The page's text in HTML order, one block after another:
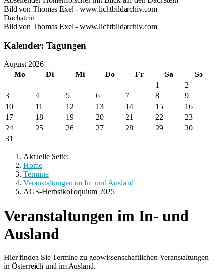
Bild von Thomas Exel - www.lichtbildarchiv.com
Dachstein
Bild von Thomas Exel - www.lichtbildarchiv.com
Kalender: Tagungen
August 2026
Mo
Di Mi Do Fr Sa
So
1
2
3
4 5 6 7 8
9
10
11 12 13 14 15
16
17
18 19 20 21 22
23
24
25 26 27 28 29
30
31
Aktuelle Seite:
Home
Termine
Veranstaltungen im In- und Ausland
AGS-Herbstkolloquium 2025
Veranstaltungen im In- und
Ausland
Hier finden Sie Termine zu geowissenschaftlichen Veranstaltungen
in Österreich und im Ausland.